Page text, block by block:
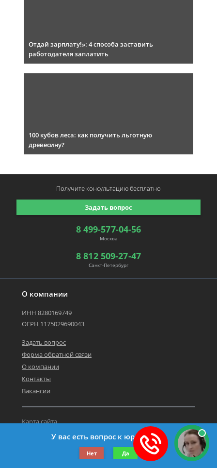
Отдай зарплату!»: 4 способа заставить
работодателя заплатить
100 кубов леса: как получить льготную
древесину?
О компании
ИНН 8280169749
ОГРН 1175029690043
Задать вопрос
Форма обратной связи
О компании
Контакты
Вакансии
©2019-2026 Все права защищены.
Карта сайта
Политика персональных данных
8 499-577-04-56
Москва
8 812 509-27-47
Санкт-Петербург
Задать вопрос
Получите консультациюбесплатно
У вас есть вопрос к юристу?
Нет Да